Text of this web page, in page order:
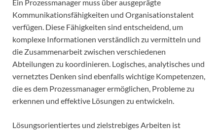
Ein Prozessmanager muss über ausgeprägte
Kommunikationsfähigkeiten und Organisationstalent
verfügen. Diese Fähigkeiten sind entscheidend, um
komplexe Informationen verständlich zu vermitteln und
die Zusammenarbeit zwischen verschiedenen
Abteilungen zu koordinieren. Logisches, analytisches und
vernetztes Denken sind ebenfalls wichtige Kompetenzen,
die es dem Prozessmanager ermöglichen, Probleme zu
erkennen und effektive Lösungen zu entwickeln.
Lösungsorientiertes und zielstrebiges Arbeiten ist